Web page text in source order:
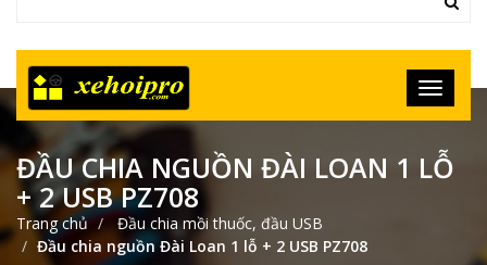
ĐẦU CHIA NGUỒN ĐÀI LOAN 1 LỖ
+ 2 USB PZ708
Trang chủ
Đầu chia mồi thuốc, đầu USB
Đầu chia nguồn Đài Loan 1 lỗ + 2 USB PZ708